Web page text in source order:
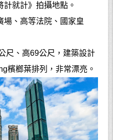
就計》拍攝地點。
場、高等法院、國家皇
尺、高69公尺，建築設計
檳榔葉排列，非常漂亮。